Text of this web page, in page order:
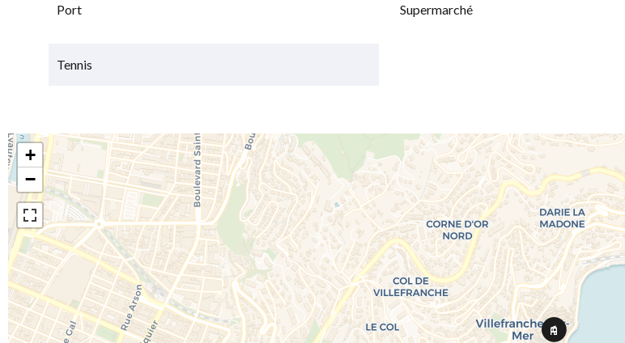
Port Supermarché
Tennis
+
−